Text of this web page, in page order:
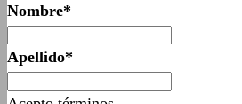
Nombre*
Apellido*